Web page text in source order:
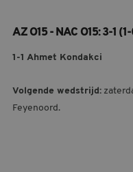
AZ O15 - NAC O15: 3-1
1-1 Ahmet Kondakci
Volgende wedstrijd:
Feyenoord.